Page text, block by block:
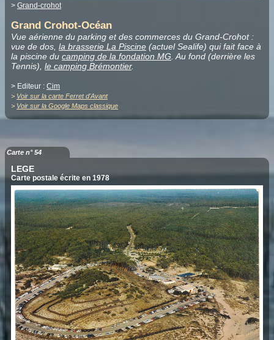
> Grand-crohot
Grand Crohot-Océan
Vue aérienne du parking et des commerces du Grand-Crohot :
vue de dos, la brasserie La Piscine (actuel Sealife) qui fait face à
la piscine du camping de la fondation MG. Au fond (derrière les
Tennis), le camping Brémontier.
> Editeur : Cim
> Voir sur la carte Ferret d'Avant
> Voir sur la Google Maps classique
Carte n° 54
LEGE
Carte postale écrite en 1978